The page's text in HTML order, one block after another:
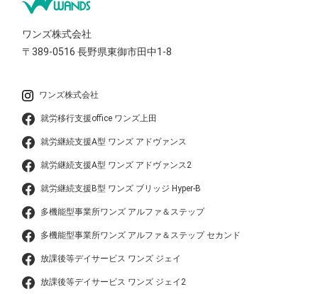
ワンズ株式会社
〒389-0516長野県東御市田中1-8
ワンズ株式会社
就労移行支援office ワンズ上田
就労継続支援A型 ワンズ アドヴァンス
就労継続支援A型 ワンズ アドヴァンス2
就労継続支援B型 ワンズ ブリッジ Hyper-B
多機能型事業所ワンズ アルファ＆ステップ
多機能型事業所ワンズ アルファ＆ステップ セカンド
放課後等デイサービス ワンズ ジェイ
放課後等デイサービス ワンズ ジェイ2